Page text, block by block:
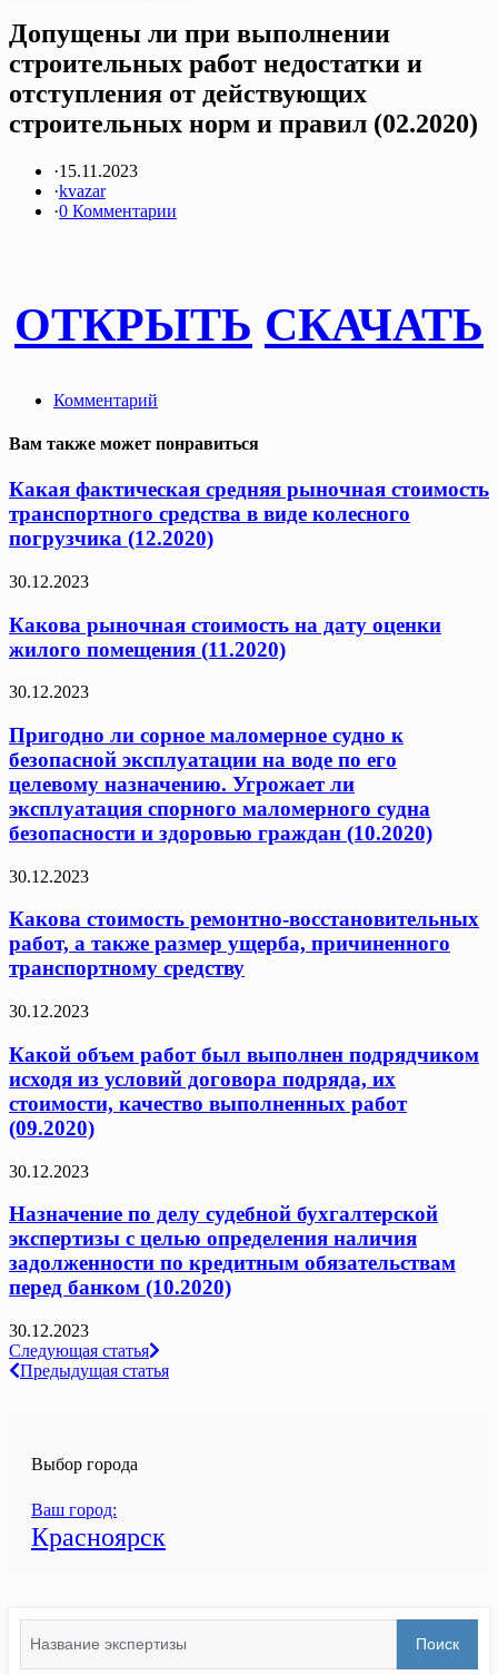
Допущены ли при выполнении
строительных работ недостатки и
отступления от действующих
строительных норм и правил (02.2020)
·15.11.2023
·kvazar
·0 Комментарии
ОТКРЫТЬ СКАЧАТЬ
Комментарий
Вам также может понравиться
Какая фактическая средняя рыночная стоимость
транспортного средства в виде колесного
погрузчика (12.2020)
30.12.2023
Какова рыночная стоимость на дату оценки
жилого помещения (11.2020)
30.12.2023
Пригодно ли сорное маломерное судно к
безопасной эксплуатации на воде по его
целевому назначению. Угрожает ли
эксплуатация спорного маломерного судна
безопасности и здоровью граждан (10.2020)
30.12.2023
Какова стоимость ремонтно-восстановительных
работ, а также размер ущерба, причиненного
транспортному средству
30.12.2023
Какой объем работ был выполнен подрядчиком
исходя из условий договора подряда, их
стоимости, качество выполненных работ
(09.2020)
30.12.2023
Назначение по делу судебной бухгалтерской
экспертизы с целью определения наличия
задолженности по кредитным обязательствам
перед банком (10.2020)
30.12.2023
Навигация
по
Следующая статья
Предыдущая статья
Выбор города
Ваш город:
Красноярск
for:
Поиск